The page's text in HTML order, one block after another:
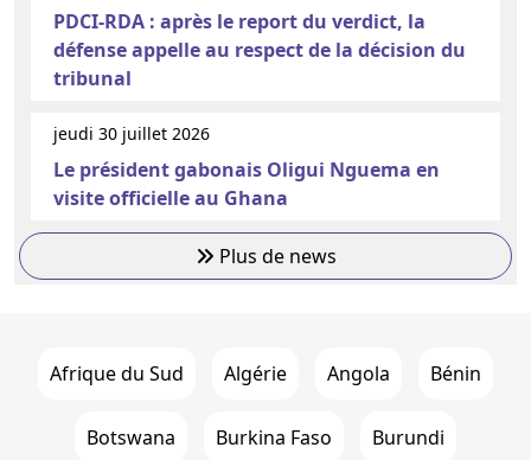
PDCI-RDA : après le report du verdict, la
défense appelle au respect de la décision du
tribunal
jeudi 30 juillet 2026
Le président gabonais Oligui Nguema en
visite officielle au Ghana
Plus de news
Afrique du Sud Algérie Angola Bénin
Botswana Burkina Faso Burundi